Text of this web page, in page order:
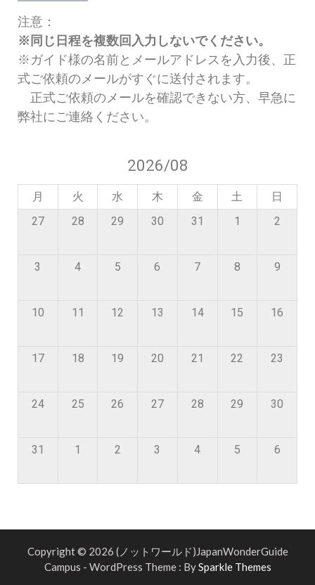
注意：
※同じ日程を複数回入力しないでください。
※ガイド様の名前とメールアドレスを入力後、正
式ご依頼のメールがすぐに送付されます。
正式ご依頼のメールを確認できない方、早急に
弊社にご連絡ください。
2026/08
月 火 水 木 金 土
日
27
28 29 30 31 1 2
3 4 5 6 7 8 9
10 11 12 13 14 15 16
17 18 19 20 21 22 23
24 25 26 27 28 29 30
31 1 2 3 4 5 6
Copyright © 2026 (ノットワールド)JapanWonderGuide
Campus - WordPress Theme : BySparkle Themes